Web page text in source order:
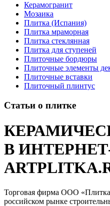
Керамогранит
Мозаика
Плитка (Испания)
Плитка мраморная
Плитка стеклянная
Плитка для ступеней
Плиточные бордюры
Плиточные элементы
Плиточные вставки
Плиточный плинтус
Статьи о плитке
В
Торговая фирма ООО «Плитка
российском рынке